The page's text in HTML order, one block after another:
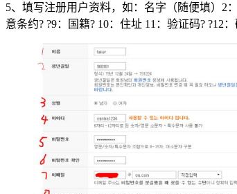
5、填写注册用户资料，如：名字（随便填）2
意条约? ?9：国籍? 10：住址 11：验证码? ?12：